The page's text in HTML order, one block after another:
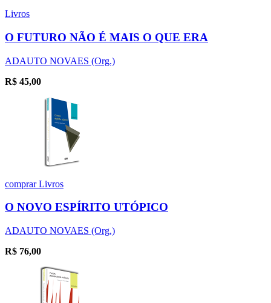
Livros
O FUTURO NÃO É MAIS O QUE ERA
ADAUTO NOVAES (Org.)
R$ 45,00
comprarLivros
O NOVO ESPÍRITO UTÓPICO
ADAUTO NOVAES (Org.)
R$ 76,00